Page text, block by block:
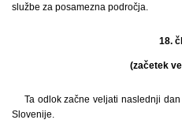
službe za posamezna področja.
18.
(začetek
Ta odlok začne veljati naslednji
Slovenije.